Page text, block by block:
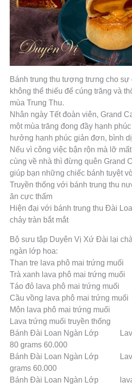
Bánh trung thu tượng trưng cho
không thể thiếu để cúng trăng và
mùa Trung Thu.
Nhân ngày Tết đoàn viên, Grand
một mùa trăng đong đầy hạnh
hưởng hạnh phúc giản đơn, bình
Nếu vì công việc bận rộn mà lỡ
cùng về nhà thì đừng quên Grand
giúp bạn những chiếc bánh tuyệt
Truyền thống với bánh trung thu
ăn cực thấm
Hiện đại với bánh trung thu Đài
chảy tràn bắt mắt
Bộ sưu tập Duyên Vị Xứ Đài lại
ngàn lớp hoa:
Than tre lava phô mai trứng muối
Trà xanh lava phô mai trứng muối
Táo đỏ lava phô mai trứng muối
Cầu vồng lava phô mai trứng muối
Môn lava phô mai trứng muối
Lava trứng muối truyền thống
Bánh Đài Loan Ngàn Lớp
80 grams 60.000
Bánh Đài Loan Ngàn Lớp
grams 60.000
Bánh Đài Loan Ngàn Lớp